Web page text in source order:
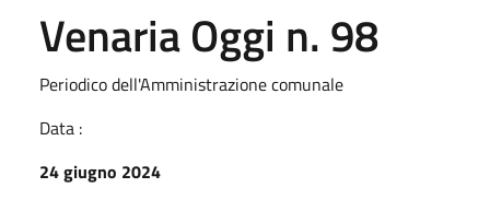
Venaria Oggi n. 98
Periodico dell'Amministrazione comunale
Data :
24 giugno 2024